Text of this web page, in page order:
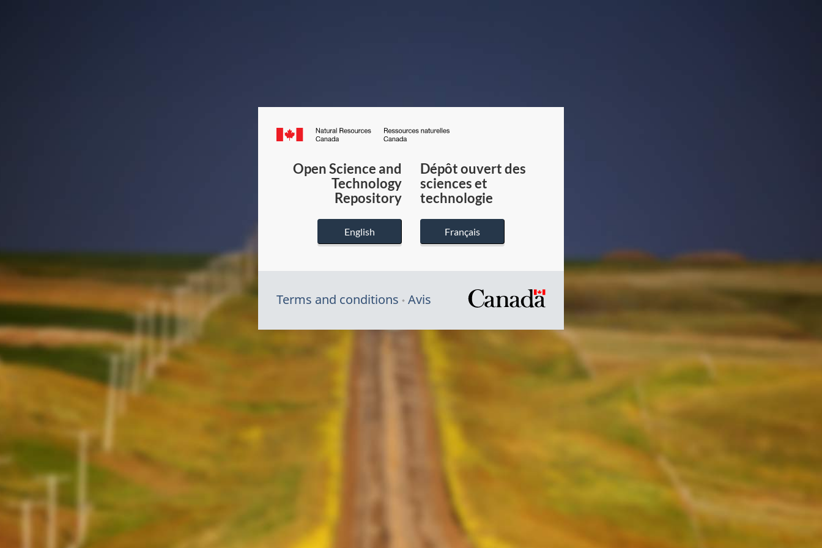
Canada.ca
du
Canada
Open Science and
Technology
Repository
English
Dépôt ouvert des
sciences et
technologie
Français
Terms and conditions Avis
/
Symbole
du
gouvernement
du